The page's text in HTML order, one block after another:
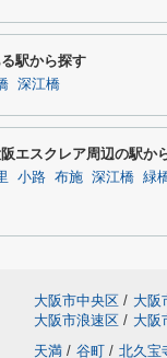
駅から探す
深江橋
エスクレア周辺の駅か
小路 布施 深江橋 緑
大阪市中央区 / 大阪
大阪市浪速区 / 大阪
天満 / 谷町 / 北久宝